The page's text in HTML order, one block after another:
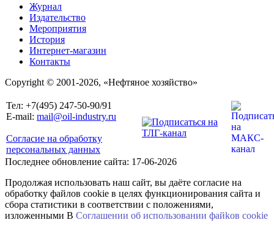
Журнал
Издательство
Мероприятия
История
Интернет-магазин
Контакты
Copyright © 2001-2026, «Нефтяное хозяйство»
Тел: +7(495) 247-50-90/91
E-mail: mail@oil-industry.ru
Согласие на обработку
персональных данных
Последнее обновление сайта: 17-06-2026
Продолжая использовать наш сайт, вы даёте согласие на
обработку файлов cookie в целях функционирования сайта и
сбора статистики в соответствии с положениями,
изложенными В Соглашении об использовании файkов cookie